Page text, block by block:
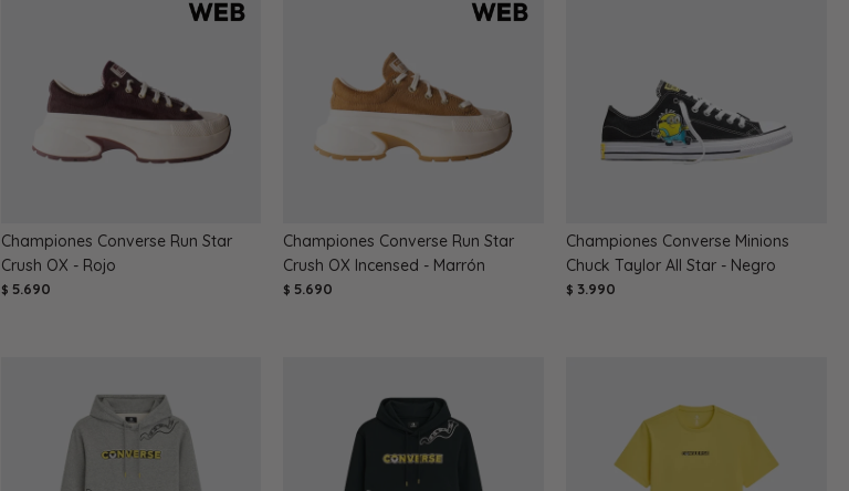
Championes Converse Run Star
Crush OX - Rojo
$ 5.690
Championes Converse Run Star
Crush OX Incensed - Marrón
$ 5.690
Championes Converse Minions
Chuck Taylor All Star - Negro
$ 3.990